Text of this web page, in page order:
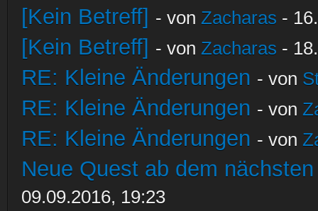
[Kein Betreff] - von Zacharas -
[Kein Betreff] - von Zacharas -
RE: Kleine Änderungen - von
RE: Kleine Änderungen - von
RE: Kleine Änderungen - von
Neue Quest ab dem
09.09.2016, 19:23